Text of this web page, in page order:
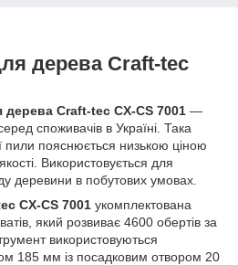
дерева Craft-tec
Craft-tec CX-CS 7001 —
споживачів в Україні. Така
пили пояснюється низькою ціною
Використовується для
деревини в побутових умовах.
CX-CS 7001 укомплектована
який розвиває 4600 обертів за
використовуються
185 мм із посадковим отвором 20